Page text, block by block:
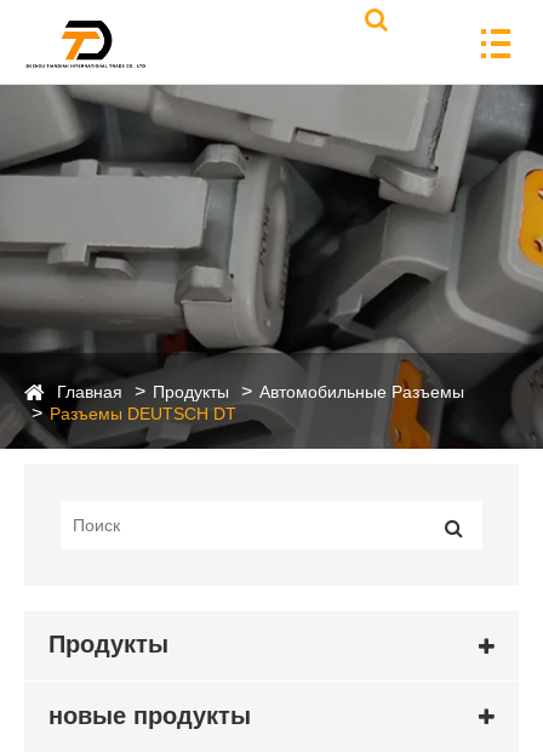
Главная Продукты
Автомобильные Разъемы
Разъемы DEUTSCH DT
Продукты
новые продукты